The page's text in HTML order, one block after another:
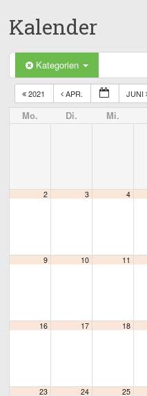
Kalender
Kategorien
2021 APR. JUNI
Mo. Di. Mi.
2 3 4
9 10 11
16 17 18
23 24 25